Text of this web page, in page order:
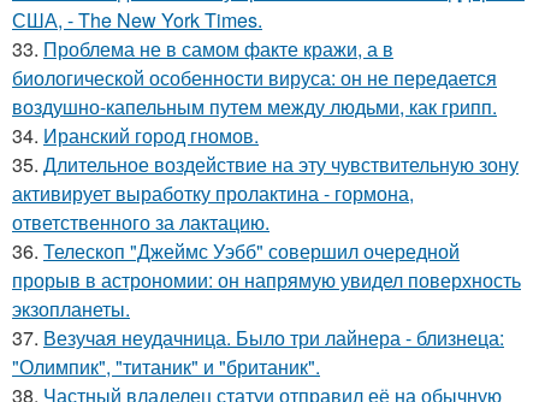
США, - The New York Times.
33. Проблема не в самом факте кражи, а в
биологической особенности вируса: он не передается
воздушно-капельным путем между людьми, как грипп.
34. Иранский город гномов.
35. Длительное воздействие на эту чувствительную зону
активирует выработку пролактина - гормона,
ответственного за лактацию.
36. Телескоп "Джеймс Уэбб" совершил очередной
прорыв в астрономии: он напрямую увидел поверхность
экзопланеты.
37. Везучая неудачница. Было три лайнера - близнеца:
"Олимпик", "титаник" и "британик".
38. Частный владелец статуи отправил её на обычную